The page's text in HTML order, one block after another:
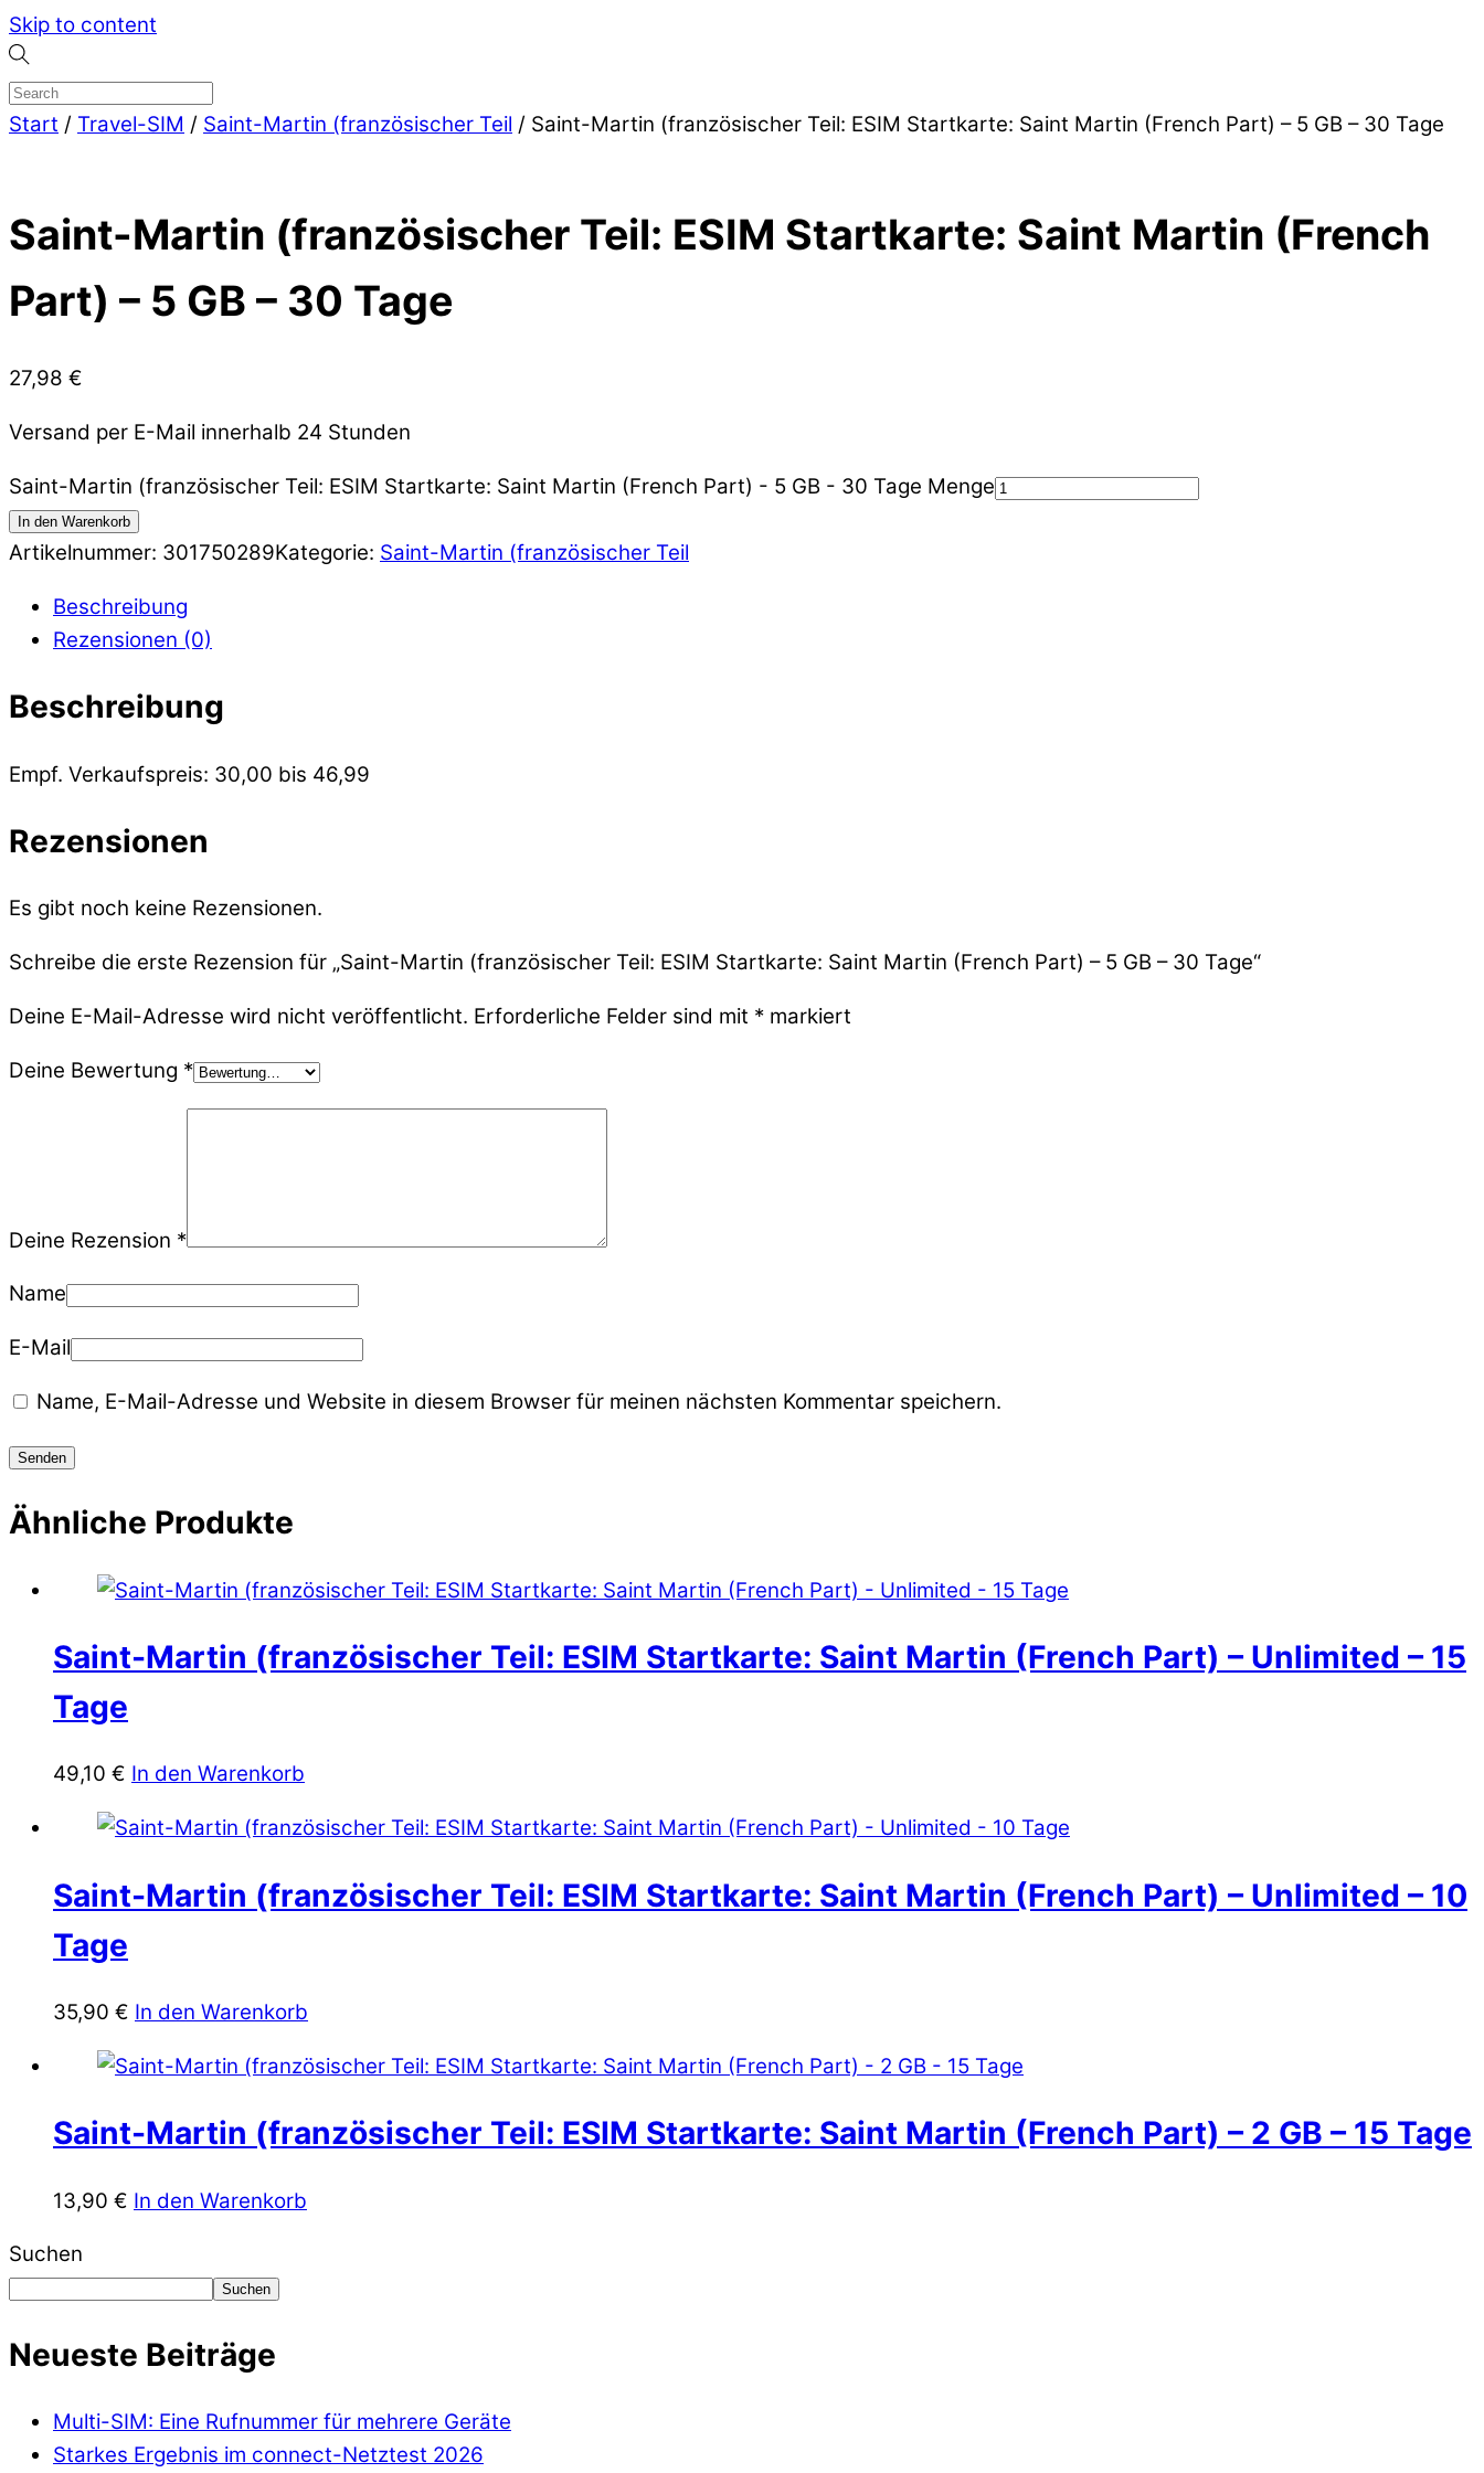
Skip to content
Start / Travel-SIM / Saint-Martin (französischer Teil / Saint-Martin (französischer Teil: ESIM Startkarte: Saint Martin (French Part) – 5 GB – 30 Tage
Saint-Martin (französischer Teil: ESIM Startkarte: Saint Martin (French
Part) – 5 GB – 30 Tage
27,98 €
Versand per E-Mail innerhalb 24 Stunden
Saint-Martin (französischer Teil: ESIM Startkarte: Saint Martin (French Part) - 5 GB - 30 Tage Menge
In den Warenkorb
Artikelnummer: 301750289Kategorie: Saint-Martin (französischer Teil
Beschreibung
Rezensionen (0)
Beschreibung
Empf. Verkaufspreis: 30,00 bis 46,99
Rezensionen
Es gibt noch keine Rezensionen.
Schreibe die erste Rezension für „Saint-Martin (französischer Teil: ESIM Startkarte: Saint Martin (French Part) – 5 GB – 30 Tage“
Deine E-Mail-Adresse wird nicht veröffentlicht. Erforderliche Felder sind mit * markiert
Deine Bewertung *
Deine Rezension *
Name
E-Mail
Name, E-Mail-Adresse und Website in diesem Browser für meinen nächsten Kommentar speichern.
Ähnliche Produkte
Saint-Martin (französischer Teil: ESIM Startkarte: Saint Martin (French Part) – Unlimited – 15
Tage
49,10 € In den Warenkorb
Saint-Martin (französischer Teil: ESIM Startkarte: Saint Martin (French Part) – Unlimited – 10
Tage
35,90 € In den Warenkorb
Saint-Martin (französischer Teil: ESIM Startkarte: Saint Martin (French Part) – 2 GB – 15 Tage
13,90 € In den Warenkorb
Suchen
Suchen
Neueste Beiträge
Multi-SIM: Eine Rufnummer für mehrere Geräte
Starkes Ergebnis im connect-Netztest 2026